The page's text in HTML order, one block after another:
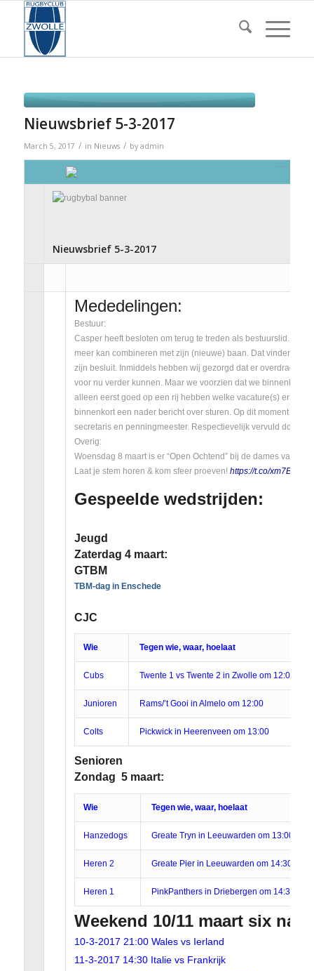
Nieuwsbrief 5-3-2017
March 5, 2017 / in Nieuws / by admin
Nieuwsbrief 5-3-2017
Mededelingen:
Bestuur:
Casper heeft besloten om terug te treden als bestuurslid. De
meer kan combineren met zijn (nieuwe) baan. Dat vinden we
zijn besluit. Inmiddels hebben wij gezorgd dat er overdracht
voor nu verder kunnen. Maar we voorzien dat we binnenkort
alleen eerst goed op een rij hebben welke vacature(s) er
binnenkort een nader bericht over sturen. Op dit moment
secretaris en penningmeester. Respectievelijk vervuld door
Overig:
Woensdag 8 maart is er “Open Ochtend” bij de dames van
Laat je stem horen & kom sfeer proeven! https://t.co/
Gespeelde wedstrijden:
Jeugd
Zaterdag 4 maart:
GTBM
TBM-dag in Enschede
CJC
Wie Tegen wie, waar, hoelaat
Cubs Twente 1 vs Twente 2 in Zwolle om 12:00
Junioren Rams/’t Gooi in Almelo om 12:00
Colts Pickwick in Heerenveen om 13:00
Senioren
Zondag 5 maart:
Wie Tegen wie, waar, hoelaat
Hanzedogs Greate Tryn in Leeuwarden om 13:00
Heren 2 Greate Pier in Leeuwarden om 14:30
Heren 1 PinkPanthers in Driebergen om 14:30
Weekend 10/11 maart six
10-3-2017 21:00 Wales vs Ierland
11-3-2017 14:30 Italie vs Frankrijk